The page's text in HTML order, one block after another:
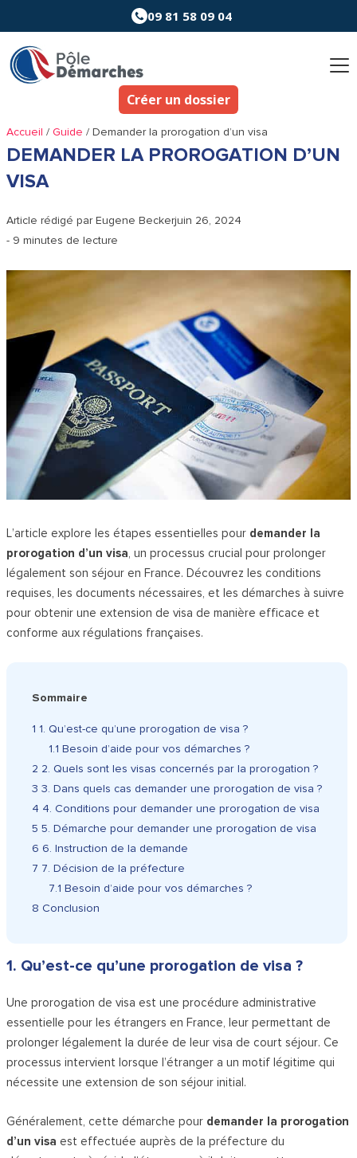
au
contenu
09 81 58 09 04
Créer un dossier
Accueil /Guide /Demander la prorogation d’un visa
DEMANDER LA PROROGATION D’UN
VISA
Article rédigé parEugene Beckerjuin 26, 2024
- 9 minutes de lecture
L’article explore les étapes essentielles pour demander la
prorogation d’un visa, un processus crucial pour prolonger
légalement son séjour en France. Découvrez les conditions
requises, les documents nécessaires, et les démarches à suivre
pour obtenir une extension de visa de manière efficace et
conforme aux régulations françaises.
Sommaire
1 1. Qu’est-ce qu’une prorogation de visa ?
1.1 Besoin d’aide pour vos démarches ?
2 2. Quels sont les visas concernés par la prorogation ?
3 3. Dans quels cas demander une prorogation de visa ?
4 4. Conditions pour demander une prorogation de visa
5 5. Démarche pour demander une prorogation de visa
6 6. Instruction de la demande
7 7. Décision de la préfecture
7.1 Besoin d’aide pour vos démarches ?
8 Conclusion
1. Qu’est-ce qu’une prorogation de visa ?
Une prorogation de visa est une procédure administrative
essentielle pour les étrangers en France, leur permettant de
prolonger légalement la durée de leur visa de court séjour. Ce
processus intervient lorsque l’étranger a un motif légitime qui
nécessite une extension de son séjour initial.
Généralement, cette démarche pour demander la prorogation
d’un visa est effectuée auprès de la préfecture du